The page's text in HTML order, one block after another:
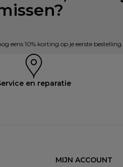
eens 10% korting op je eerste bestelling.
en reparatie
MIJN ACCOUNT